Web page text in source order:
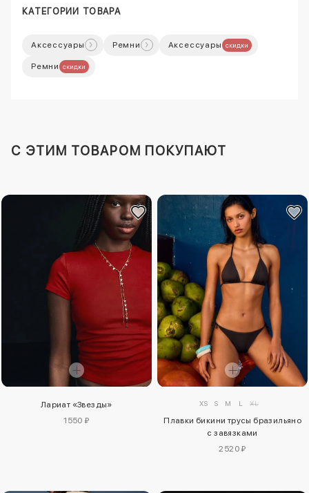
КАТЕГОРИИ ТОВАРА
Аксессуары Ремни Аксессуары скидки
Ремни скидки
C ЭТИМ ТОВАРОМ ПОКУПАЮТ
Лариат «Звезды»
1550 ₽
XS S M L XL
Плавки бикини трусы бразильяно
с завязками
2520 ₽